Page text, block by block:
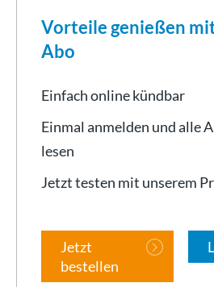
Vorteile genießen
Abo
Einfach online kündbar
Einmal anmelden und alle
lesen
Jetzt testen mit unserem
Jetzt
bestellen